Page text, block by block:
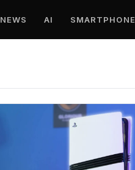
NEWS AI SMARTPHONE